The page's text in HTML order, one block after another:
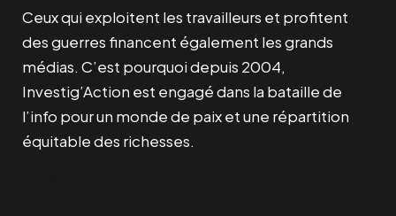
Ceux qui exploitent les travailleurs et profitent
des guerres financent également les grands
médias. C’est pourquoi depuis 2004,
Investig’Action est engagé dans la bataille de
l’info pour un monde de paix et une répartition
équitable des richesses.